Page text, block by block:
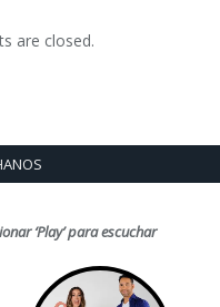
are closed.
‘Play’ para escuchar